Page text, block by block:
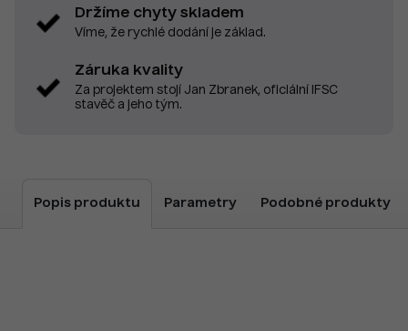
Držíme chyty skladem
Víme, že rychlé dodání je základ.
Záruka kvality
Za projektem stojí Jan Zbranek, oficiální IFSC
stavěč a jeho tým.
Popis produktu Parametry Podobné produkty